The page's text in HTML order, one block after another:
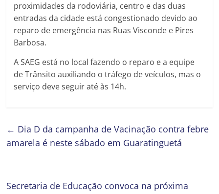
proximidades da rodoviária, centro e das duas
entradas da cidade está congestionado devido ao
reparo de emergência nas Ruas Visconde e Pires
Barbosa.
A SAEG está no local fazendo o reparo e a equipe
de Trânsito auxiliando o tráfego de veículos, mas o
serviço deve seguir até às 14h.
← Dia D da campanha de Vacinação contra febre
amarela é neste sábado em Guaratinguetá
Secretaria de Educação convoca na próxima